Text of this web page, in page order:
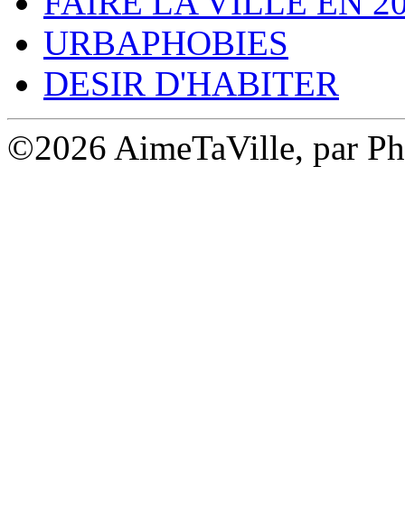
URBAPHOBIES
DESIR D'HABITER
©2026 AimeTaVille, par